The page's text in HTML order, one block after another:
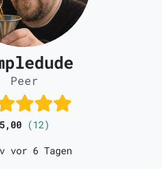
Peer
5,00 (12)
vor 6 Tagen